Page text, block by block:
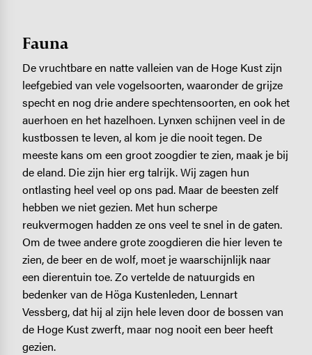
Fauna
De vruchtbare en natte valleien van de Hoge Kust zijn
leefgebied van vele vogelsoorten, waaronder de grijze
specht en nog drie andere spechtensoorten, en ook het
auerhoen en het hazelhoen. Lynxen schijnen veel in de
kustbossen te leven, al kom je die nooit tegen. De
meeste kans om een groot zoogdier te zien, maak je bij
de eland. Die zijn hier erg talrijk. Wij zagen hun
ontlasting heel veel op ons pad. Maar de beesten zelf
hebben we niet gezien. Met hun scherpe
reukvermogen hadden ze ons veel te snel in de gaten.
Om de twee andere grote zoogdieren die hier leven te
zien, de beer en de wolf, moet je waarschijnlijk naar
een dierentuin toe. Zo vertelde de natuurgids en
bedenker van de Höga Kustenleden, Lennart
Vessberg, dat hij al zijn hele leven door de bossen van
de Hoge Kust zwerft, maar nog nooit een beer heeft
gezien.